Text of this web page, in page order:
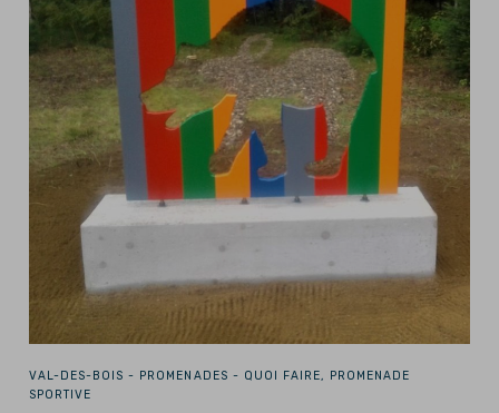
VAL-DES-BOIS - PROMENADES - QUOI FAIRE, PROMENADE
SPORTIVE